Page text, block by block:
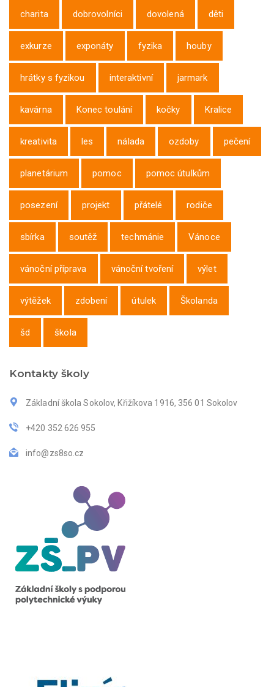
charita dobrovolníci dovolená děti
exkurze exponáty fyzika houby
hrátky s fyzikou interaktivní jarmark
kavárna Konec toulání kočky Kralice
kreativita les nálada ozdoby pečení
planetárium pomoc pomoc útulkům
posezení projekt přátelé rodiče
sbírka soutěž techmánie Vánoce
vánoční příprava vánoční tvoření výlet
výtěžek zdobení útulek Školanda
šd škola
Kontakty školy
Základní škola Sokolov, Křižíkova 1916, 356 01 Sokolov
+420 352 626 955
info@zs8so.cz